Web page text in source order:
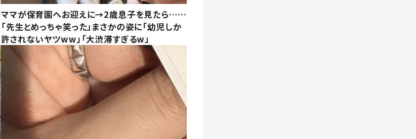
ママが保育園へお迎えに→2歳息子を見たら……
「先生とめっちゃ笑った」まさかの姿に「幼児しか
許されないヤツww」「大渋滞すぎるw」